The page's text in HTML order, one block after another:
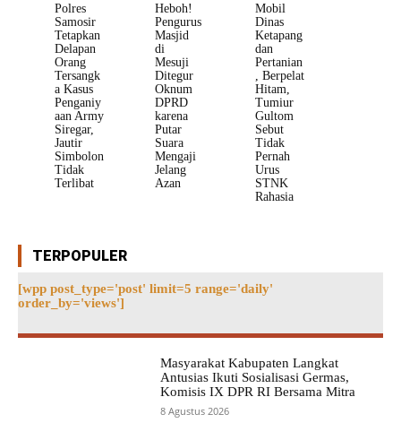
Polres
Samosir
Tetapkan
Delapan
Orang
Tersangk
a Kasus
Penganiy
aan Army
Siregar,
Jautir
Simbolon
Tidak
Terlibat
Heboh!
Pengurus
Masjid
di
Mesuji
Ditegur
Oknum
DPRD
karena
Putar
Suara
Mengaji
Jelang
Azan
Mobil
Dinas
Ketapang
dan
Pertanian
, Berpelat
Hitam,
Tumiur
Gultom
Sebut
Tidak
Pernah
Urus
STNK
Rahasia
TERPOPULER
[wpp post_type='post' limit=5 range='daily'
order_by='views']
Masyarakat Kabupaten Langkat
Antusias Ikuti Sosialisasi Germas,
Komisis IX DPR RI Bersama Mitra
8 Agustus 2026